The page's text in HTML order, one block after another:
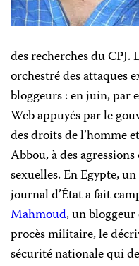
des recherches du
orchestré des attaques
bloggeurs : en juin, par
Web appuyés par le
des droits de l’homme
Abbou, à des
sexuelles. En Egypte,
journal d’État a fait
Mahmoud, un
procès militaire, le
sécurité nationale qui